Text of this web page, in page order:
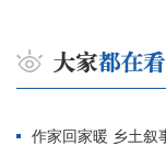
作家回家暖 乡土叙